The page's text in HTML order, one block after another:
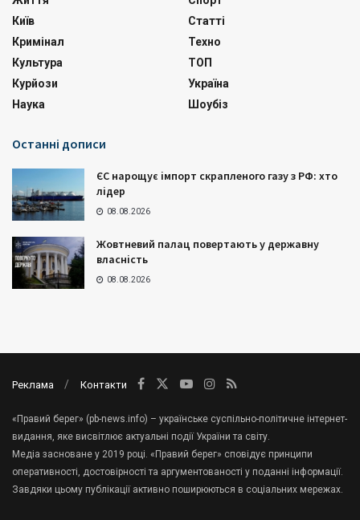
Київ
Кримінал
Культура
Курйози
Наука
Статті
Техно
ТОП
Україна
Шоубіз
Останні дописи
ЄС нарощує імпорт скрапленого газу з РФ: хто
лідер
08.08.2026
Жовтневий палац повертають у державну
власність
08.08.2026
Реклама Контакти
«Правий берег» (pb-news.info) – українське суспільно-політичне інтернет-
видання, яке висвітлює актуальні події України та світу.
Медіа засноване у 2019 році. «Правий берег» сповідує принципи
оперативності, достовірності та аргументованості у поданні інформації.
Завдяки цьому публікації активно поширюються в соціальних мережах.